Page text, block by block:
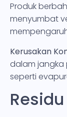
Produk
menyumbat
Kerusakan
dalam jangka
seperti